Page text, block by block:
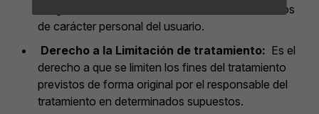
imágenes o contenidos web donde consten datos
de carácter personal del usuario.
Derecho a la Limitación de tratamiento: Es el
derecho a que se limiten los fines del tratamiento
previstos de forma original por el responsable del
tratamiento en determinados supuestos.